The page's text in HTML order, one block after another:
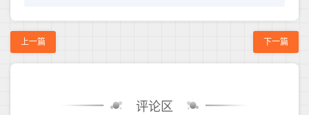
上一篇 下一篇
评论区